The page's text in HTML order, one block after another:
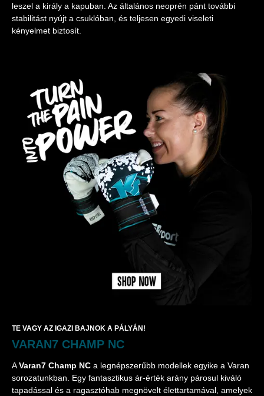
leszel a király a kapuban. Az általános neoprén pánt további
stabilitást nyújt a csuklóban, és teljesen egyedi viseleti
kényelmet biztosít.
TE VAGY AZ IGAZI BAJNOK A PÁLYÁN!
VARAN7 CHAMP NC
AVaran7 Champ NC a legnépszerűbb modellek egyike a Varan
sorozatunkban. Egy fantasztikus ár-érték arány párosul kiváló
tapadással és a ragasztóhab megnövelt élettartamával, amelyek